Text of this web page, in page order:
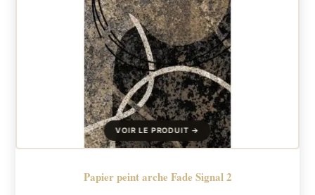
Papier peint arche Fade Signal 2